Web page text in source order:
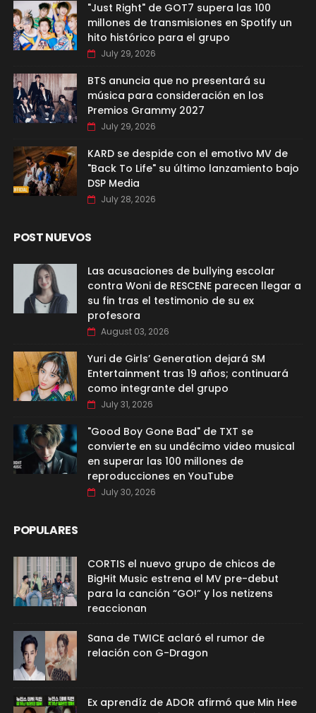
"Just Right" de GOT7 supera las 100
millones de transmisiones en Spotify un
hito histórico para el grupo
July 29, 2026
BTS anuncia que no presentará su
música para consideración en los
Premios Grammy 2027
July 29, 2026
KARD se despide con el emotivo MV de
"Back To Life" su último lanzamiento bajo
DSP Media
July 28, 2026
POST NUEVOS
Las acusaciones de bullying escolar
contra Woni de RESCENE parecen llegar a
su fin tras el testimonio de su ex
profesora
August 03, 2026
Yuri de Girls’ Generation dejará SM
Entertainment tras 19 años; continuará
como integrante del grupo
July 31, 2026
"Good Boy Gone Bad" de TXT se
convierte en su undécimo video musical
en superar las 100 millones de
reproducciones en YouTube
July 30, 2026
POPULARES
CORTIS el nuevo grupo de chicos de
BigHit Music estrena el MV pre-debut
para la canción “GO!” y los netizens
reaccionan
Sana de TWICE aclaró el rumor de
relación con G-Dragon
Ex aprendíz de ADOR afirmó que Min Hee